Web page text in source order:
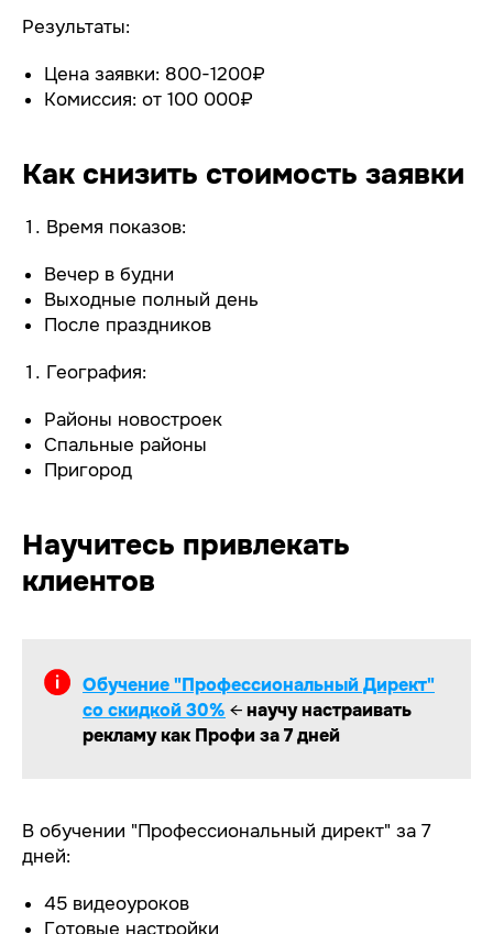
Результаты:
Цена заявки: 800-1200₽
Комиссия: от 100 000₽
Как снизить стоимость заявки
Время показов:
Вечер в будни
Выходные полный день
После праздников
География:
Районы новостроек
Спальные районы
Пригород
Научитесь привлекать
клиентов
Обучение "Профессиональный Директ"
со скидкой 30% ←научу настраивать
рекламу как Профи за 7 дней
В обучении "Профессиональный директ" за 7
дней:
45 видеоуроков
Готовые настройки